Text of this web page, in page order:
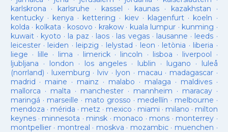
karlskrona · karlsruhe · kassel · kaunas· kazakhstan ·
kentucky· kenya · kettering · kiev· klagenfurt · koeln ·
kolda · kolkata · kosovo · krakow· kuala lumpur · kunming ·
kuwait· kyoto · la paz · laos· las vegas· lausanne · leeds ·
leicester· leiden · leipzig · lelystad · leon · letònia · liberia ·
liege · lille · lima · limerick· lincoln · lisboa · liverpool ·
ljubljana · london · los angeles· lublin · lugano · luleå
(norrland) · luxemburg · lviv · lyon · macau · madagascar·
madrid · maine · mainz · malabo · malaga · maldives·
mallorca · malta · manchester· mannheim · maracay·
maringá · marseille · mato grosso · medellín · melbourne ·
mendoza · mérida · metz · mexico · miami · milano · milton
keynes· minnesota · minsk · monaco · mons · monterrey ·
montpellier· montreal · moskva · mozambic· muenchen ·